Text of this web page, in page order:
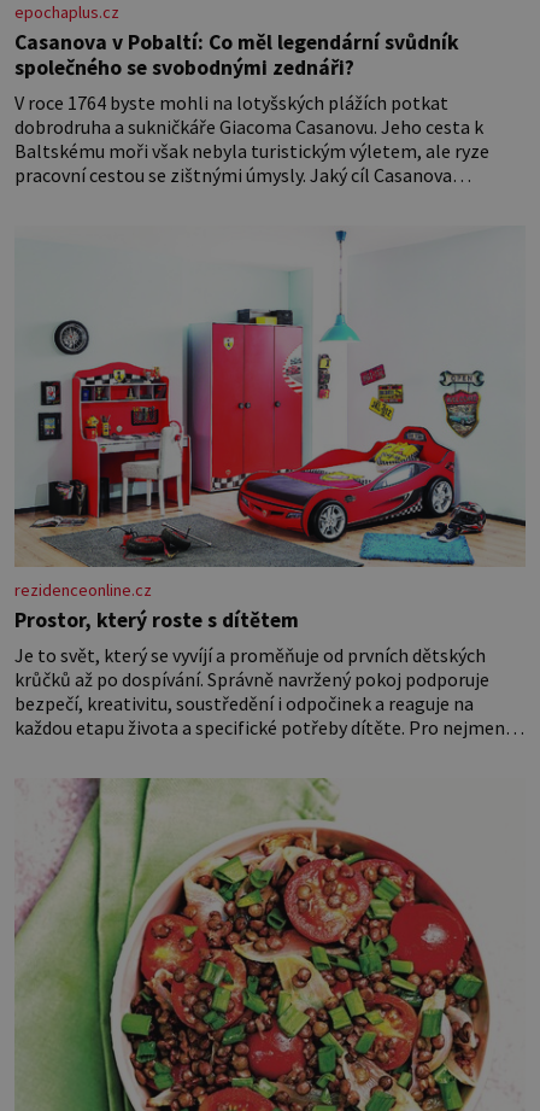
epochaplus.cz
Casanova v Pobaltí: Co měl legendární svůdník
společného se svobodnými zednáři?
V roce 1764 byste mohli na lotyšských plážích potkat
dobrodruha a sukničkáře Giacoma Casanovu. Jeho cesta k
Baltskému moři však nebyla turistickým výletem, ale ryze
pracovní cestou se zištnými úmysly. Jaký cíl Casanova
této oblasti žádným nováčkem, protože do zednářské
rezidenceonline.cz
Prostor, který roste s dítětem
Je to svět, který se vyvíjí a proměňuje od prvních dětských
krůčků až po dospívání. Správně navržený pokoj podporuje
bezpečí, kreativitu, soustředění i odpočinek a reaguje na
každou etapu života a specifické potřeby dítěte. Pro nejmenší
miminka měl působit především klidně a útulně. Předškolní
věk je